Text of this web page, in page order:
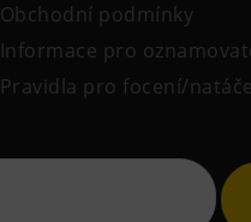
Obchodní podmínky
Informace pro
Pravidla pro focení/